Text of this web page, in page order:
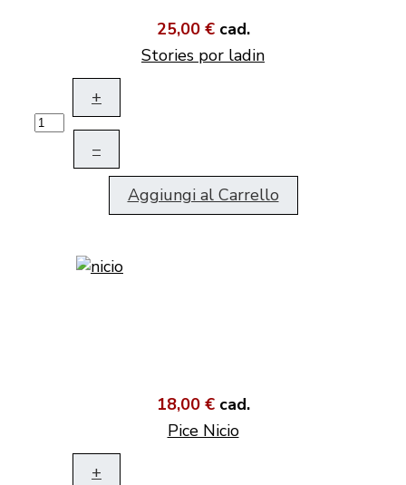
25,00 € cad.
Stories por ladin
+
–
Aggiungi al Carrello
18,00 € cad.
Pice Nicio
+